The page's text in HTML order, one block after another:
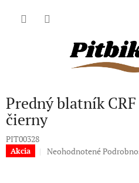
Predný blatník
čierny
PIT00328
Akcia
Priemerné
Neohodnotené